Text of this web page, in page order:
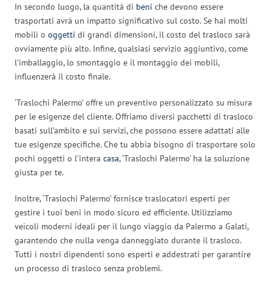
In secondo luogo, la quantità di beni che devono essere
trasportati avrà un impatto significativo sul costo. Se hai molti
mobili o oggetti di grandi dimensioni, il costo del trasloco sarà
ovviamente più alto. Infine, qualsiasi servizio aggiuntivo, come
l’imballaggio, lo smontaggio e il montaggio dei mobili,
influenzerà il costo finale.
‘Traslochi Palermo’ offre un preventivo personalizzato su misura
per le esigenze del cliente. Offriamo diversi pacchetti di trasloco
basati sull’ambito e sui servizi, che possono essere adattati alle
tue esigenze specifiche. Che tu abbia bisogno di trasportare solo
pochi oggetti o l’intera casa, ‘Traslochi Palermo’ ha la soluzione
giusta per te.
Inoltre, ‘Traslochi Palermo’ fornisce traslocatori esperti per
gestire i tuoi beni in modo sicuro ed efficiente. Utilizziamo
veicoli moderni ideali per il lungo viaggio da Palermo a Galati,
garantendo che nulla venga danneggiato durante il trasloco.
Tutti i nostri dipendenti sono esperti e addestrati per garantire
un processo di trasloco senza problemi.